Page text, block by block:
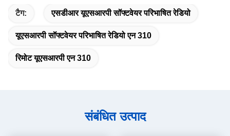
टैग: एसडीआर यूएसआरपी सॉफ्टवेयर परिभाषित रेडियो
यूएसआरपी सॉफ्टवेयर परिभाषित रेडियो एन 310
रिमोट यूएसआरपी एन 310
संबंधित उत्पाद